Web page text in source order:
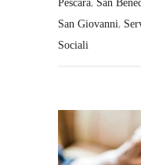
Pescara San
San Giovanni,
Sociali